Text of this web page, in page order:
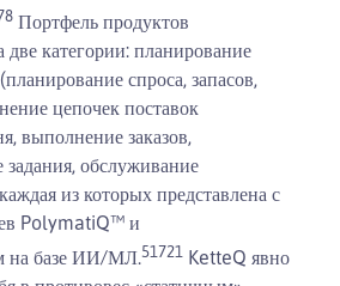
8 Портфель продуктов
две категории: планирование
спроса, запасов,
цепочек поставок
выполнение заказов,
обслуживание
из которых представлена с
PolymatiQ™ и
на базе ИИ/МЛ.51721 KetteQ явно